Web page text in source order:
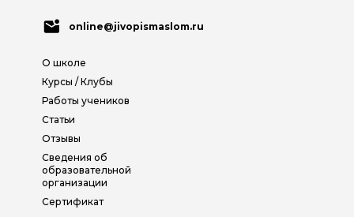
online@jivopismaslom.ru
О школе
Курсы / Клубы
Работы учеников
Статьи
Отзывы
Сведения об
образовательной
организации
Сертификат